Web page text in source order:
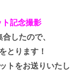
記念撮影
したので、
とります！
トをお送りいたし